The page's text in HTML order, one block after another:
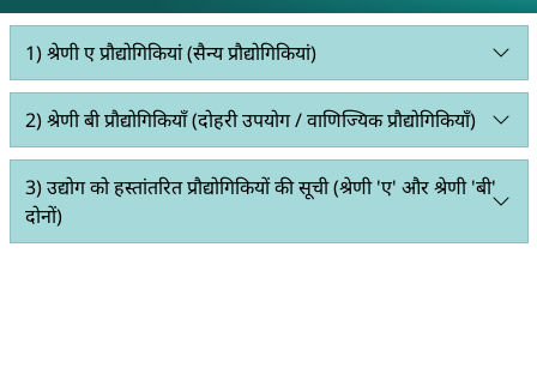
1) श्रेणी ए प्रौद्योगिकियां (सैन्य प्रौद्योगिकियां)
2) श्रेणी बी प्रौद्योगिकियाँ (दोहरी उपयोग / वाणिज्यिक प्रौद्योगिकियाँ)
3) उद्योग को हस्तांतरित प्रौद्योगिकियों की सूची (श्रेणी 'ए' और श्रेणी 'बी'
दोनों)